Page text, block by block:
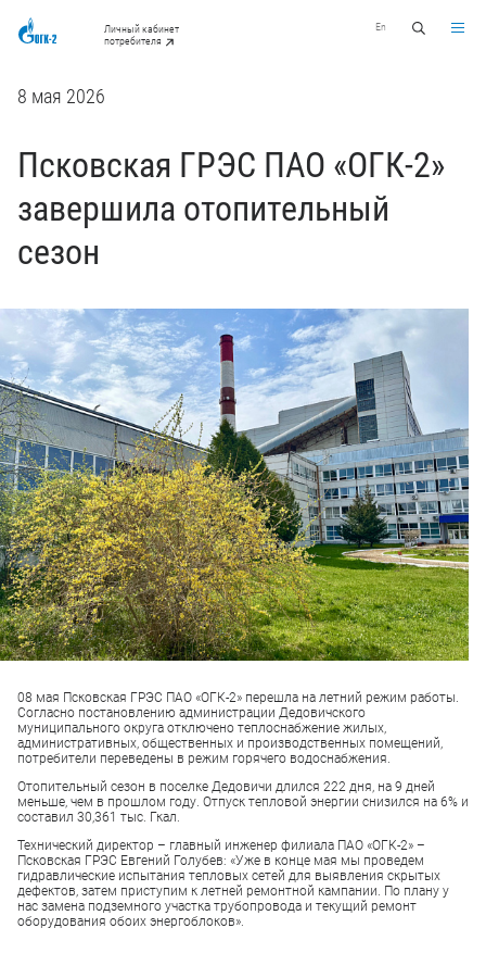
Личный кабинет
потребителя
En
8 мая 2026
Псковская ГРЭС ПАО «ОГК-2»
завершила отопительный
сезон
08 мая Псковская ГРЭС ПАО «ОГК-2» перешла на летний режим работы.
Согласно постановлению администрации Дедовичского
муниципального округа отключено теплоснабжение жилых,
административных, общественных и производственных помещений,
потребители переведены в режим горячего водоснабжения.
Отопительный сезон в поселке Дедовичи длился 222 дня, на 9 дней
меньше, чем в прошлом году. Отпуск тепловой энергии снизился на 6% и
составил 30,361 тыс. Гкал.
Технический директор – главный инженер филиала ПАО «ОГК-2» –
Псковская ГРЭС Евгений Голубев: «Уже в конце мая мы проведем
гидравлические испытания тепловых сетей для выявления скрытых
дефектов, затем приступим к летней ремонтной кампании. По плану у
нас замена подземного участка трубопровода и текущий ремонт
оборудования обоих энергоблоков».